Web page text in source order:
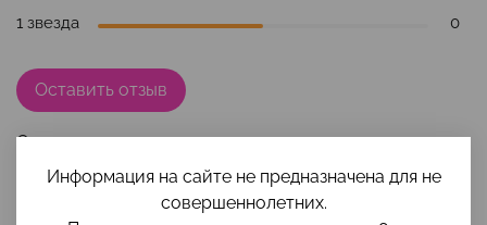
Отзывов еще никто не оставлял
1 звезда
0
Оставить отзыв
Информация на сайте не предназначена для не
совершеннолетних.